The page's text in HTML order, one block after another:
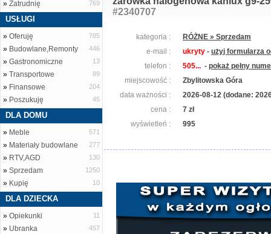
» Zatrudnię 769
USŁUGI
» Oferuję 785
» Budowlane,Remonty 446
» Gastronomiczne 13
» Transportowe 89
» Finansowe 204
» Poszukuję 45
DLA DOMU
» Meble 571
» Materiały budowlane 277
» RTV,AGD 130
» Sprzedam 1250
» Kupię 10
DLA DZIECKA
» Opiekunki 11
» Ubranka 457
#2340707
kategoria :
RÓŻNE » Sprzedam
e-mail :
ukryty - użyj formularza
telefon :
505... - pokaż pełny
miejscowość :
Zbylitowska Góra
data ważności :
2026-08-12 (dodane:
cena :
7 zł
wyświetleń :
995